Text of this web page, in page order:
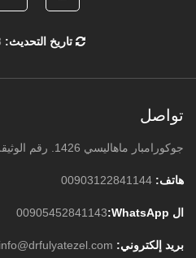
تاريخ التحديث:
تواصل
جوكورامبار ماهاليسي 1426. رقم الوثيقة: 28 / أ أنقرة
هاتف: 00903122841144
ال WhatsApp: 00905452841143
بريد إلكتروني: info@drfulyatezel.com